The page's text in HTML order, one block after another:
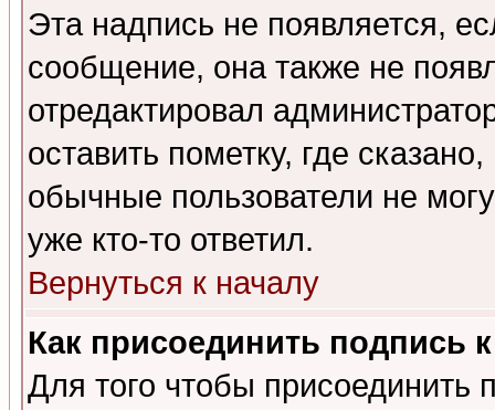
Эта надпись не появляется,
сообщение, она также не
отредактировал
оставить пометку, где
обычные пользователи не
уже кто-то ответил.
Вернуться к началу
Как присоединить подпись
Для того чтобы присоединить